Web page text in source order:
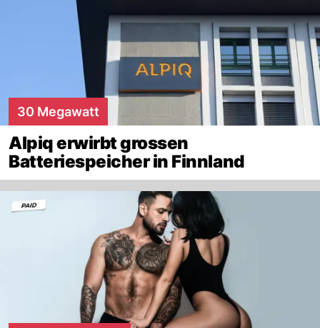
30 Megawatt
Alpiq erwirbt grossen
Batteriespeicher in Finnland